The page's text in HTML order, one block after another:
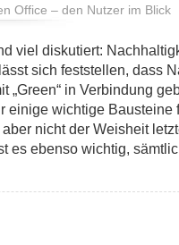
Office – den Nutzer im Blick
viel diskutiert:
sich feststellen, dass
„Green“ in Verbindung
einige wichtige Bausteine
nicht der Weisheit
es ebenso wichtig,